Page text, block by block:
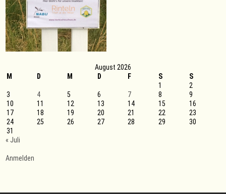
August 2026
M
D M D F S
S
1
2
3
4 5 6 7 8
9
10
11 12 13 14 15
16
17
18 19 20 21 22
23
24
25 26 27 28 29
30
31
« Juli
Anmelden